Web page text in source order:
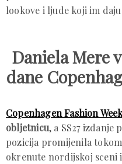
lookove i ljude koji im
Daniela Mere
dane
Copenhagen Fashion
obljetnicu, a SS27 izdanje
pozicija promijenila
okrenute nordijskoj sceni